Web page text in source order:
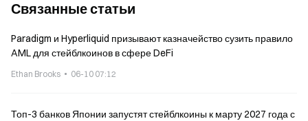
Связанные статьи
Paradigm и Hyperliquid призывают казначейство сузить правило
AML для стейблкоинов в сфере DeFi
Ethan Brooks 06-10 07:12
Топ-3 банков Японии запустят стейблкоины к марту 2027 года с